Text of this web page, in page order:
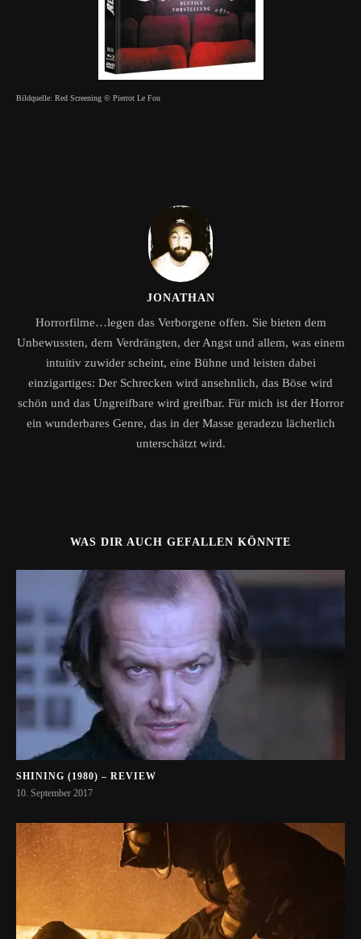
Bildquelle: Red Screening © Pierrot Le Fou
JONATHAN
Horrorfilme…legen das Verborgene offen. Sie bieten dem
Unbewussten, dem Verdrängten, der Angst und allem, was einem
intuitiv zuwider scheint, eine Bühne und leisten dabei
einzigartiges: Der Schrecken wird ansehnlich, das Böse wird
schön und das Ungreifbare wird greifbar. Für mich ist der Horror
ein wunderbares Genre, das in der Masse geradezu lächerlich
unterschätzt wird.
WAS DIR AUCH GEFALLEN KÖNNTE
SHINING (1980) – REVIEW
10. September 2017